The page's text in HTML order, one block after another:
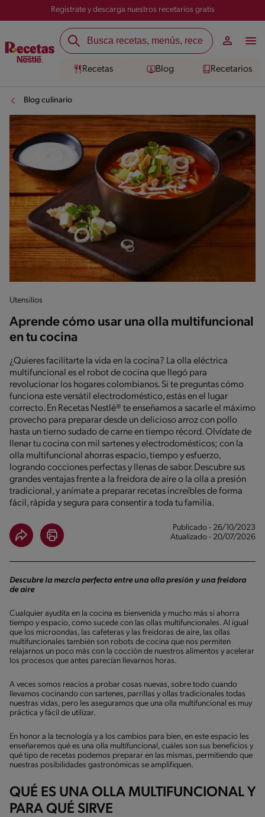
Registrate y descarga nuestros recetarios gratis
Recetas Blog Recetarios
Blog culinario
Utensilios
Aprende cómo usar una olla multifuncional
en tu cocina
¿Quieres facilitarte la vida en la cocina? La olla eléctrica
multifuncional es el robot de cocina que llegó para
revolucionar los hogares colombianos. Si te preguntas cómo
funciona este versátil electrodoméstico, estás en el lugar
correcto. En Recetas Nestlé® te enseñamos a sacarle el máximo
provecho para preparar desde un delicioso arroz con pollo
hasta un tierno sudado de carne en tiempo récord. Olvídate de
llenar tu cocina con mil sartenes y electrodomésticos; con la
olla multifuncional ahorras espacio, tiempo y esfuerzo,
logrando cocciones perfectas y llenas de sabor. Descubre sus
grandes ventajas frente a la freidora de aire o la olla a presión
tradicional, y anímate a preparar recetas increíbles de forma
fácil, rápida y segura para consentir a toda tu familia.
Publicado - 26/10/2023
Atualizado - 20/07/2026
Descubre la mezcla perfecta entre una olla presión y una freidora
de aire
Cualquier ayudita en la cocina es bienvenida y mucho más si ahorra
tiempo y espacio, como sucede con las ollas multifuncionales. Al igual
que los microondas, las cafeteras y las freidoras de aire, las ollas
multifuncionales también son robots de cocina que nos permiten
relajarnos un poco más con la cocción de nuestros alimentos y acelerar
los procesos que antes parecían llevarnos horas.
A veces somos reacios a probar cosas nuevas, sobre todo cuando
llevamos cocinando con sartenes, parrillas y ollas tradicionales todas
nuestras vidas, pero les aseguramos que una olla multifuncional es muy
práctica y fácil de utilizar.
En honor a la tecnología y a los cambios para bien, en este espacio les
enseñaremos qué es una olla multifuncional, cuáles son sus beneficios y
qué tipo de recetas podemos preparar en las mismas, permitiendo que
nuestras posibilidades gastronómicas se amplifiquen.
QUÉ ES UNA OLLA MULTIFUNCIONAL Y
PARA QUÉ SIRVE